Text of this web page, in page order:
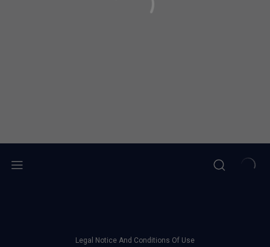
Legal Notice And Conditions Of Use